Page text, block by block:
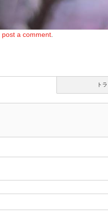
post a comment.
ト